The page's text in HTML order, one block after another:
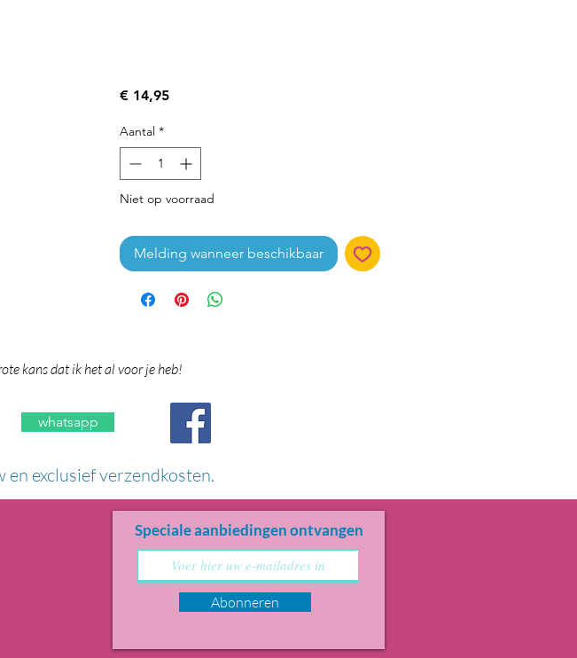
€ 14,95Prijs
Aantal *
Niet op voorraad
Melding wanneer beschikbaar
kans dat ik het al voor je heb!
whatsapp
exclusief verzendkosten.
Speciale aanbiedingen ontvangen
Abonneren